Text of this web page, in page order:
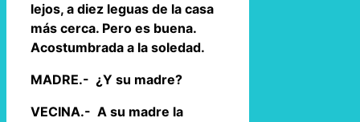
lejos, a diez leguas de la casa
más cerca. Pero es buena.
Acostumbrada a la soledad.
MADRE.- ¿Y su madre?
VECINA.- A su madre la